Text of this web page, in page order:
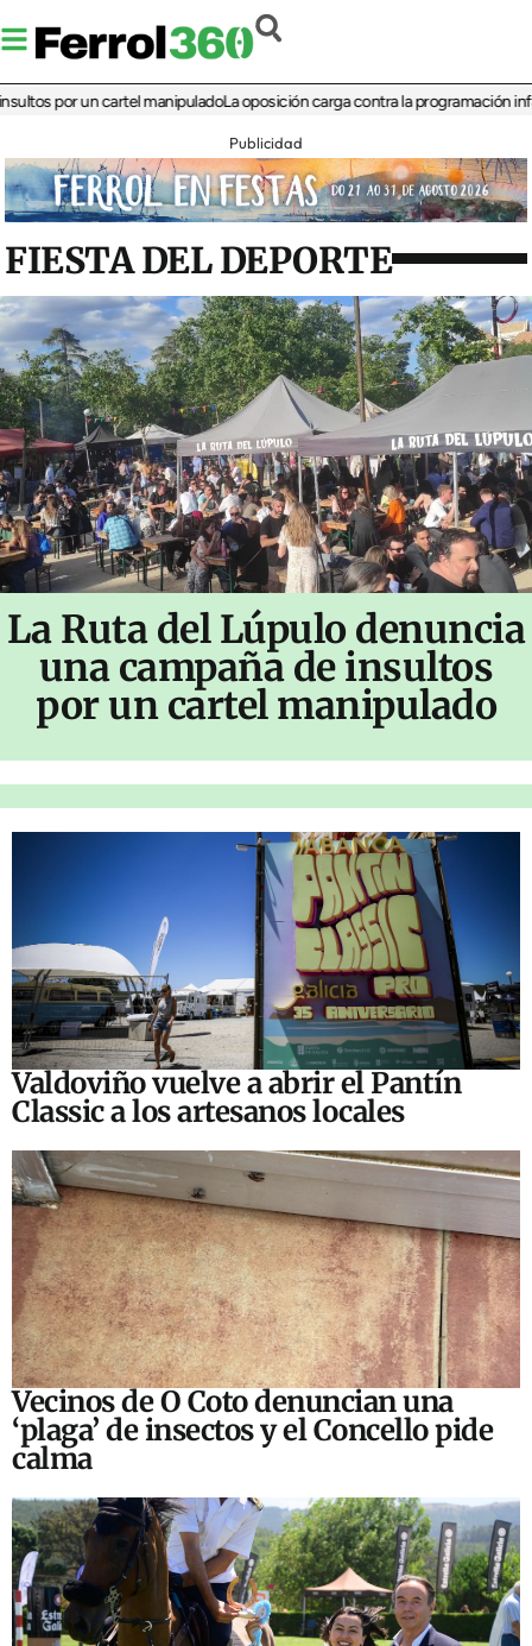
por un cartel manipuladoLa oposición carga contra la programación infantil
Publicidad
FIESTA DEL DEPORTE
La Ruta del Lúpulo denuncia
una campaña de insultos
por un cartel manipulado
Valdoviño vuelve a abrir el Pantín
Classic a los artesanos locales
Vecinos de O Coto denuncian una
‘plaga’ de insectos y el Concello pide
calma